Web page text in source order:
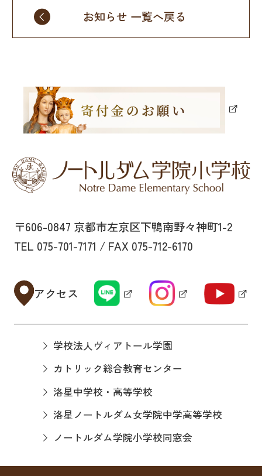
お知らせ 一覧へ戻る
〒606-0847 京都市左京区下鴨南野々神町1-2
TEL 075-701-7171 / FAX 075-712-6170
アクセス
学校法人ヴィアトール学園
カトリック総合教育センター
洛星中学校・高等学校
洛星ノートルダム女学院中学高等学校
ノートルダム学院小学校同窓会